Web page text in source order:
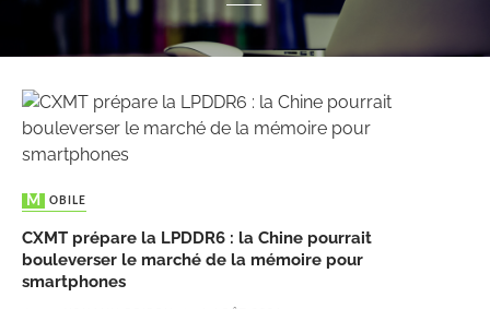
MOBILE
CXMT prépare la LPDDR6 : la Chine pourrait
bouleverser le marché de la mémoire pour
smartphones